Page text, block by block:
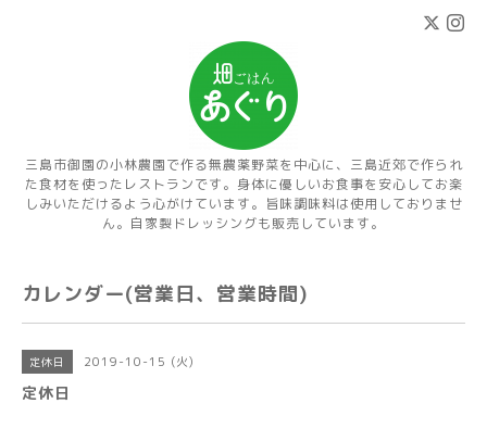
三島市御園の小林農園で作る無農薬野菜を中心に、三島近郊で作られ
た食材を使ったレストランです。身体に優しいお食事を安心してお楽
しみいただけるよう心がけています。旨味調味料は使用しておりませ
ん。自家製ドレッシングも販売しています。
カレンダー(営業日、営業時間)
定休日 2019-10-15 (火)
定休日